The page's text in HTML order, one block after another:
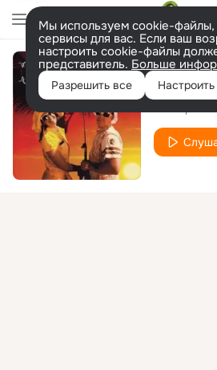
Мы используем cookie-файлы,
сервисы для вас. Если ваш
настроить cookie-файлы
представитель. Больше
Разрешить все Настроить
Ты